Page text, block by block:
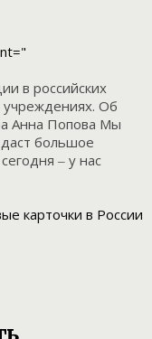
в российских
учреждениях. Об
Анна Попова Мы
большое
‒ у нас